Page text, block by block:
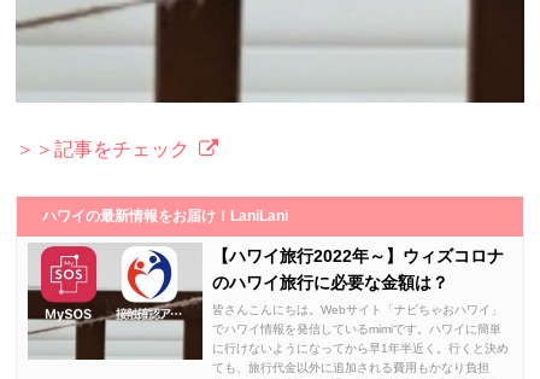
＞＞記事をチェック
ハワイの最新情報をお届け！LaniLani
【ハワイ旅行2022年～】ウィズコロナ
のハワイ旅行に必要な金額は？
皆さんこんにちは。Webサイト「ナビちゃおハワイ」
でハワイ情報を発信しているmimiです。ハワイに簡単
に行けないようになってから早1年半近く。行くと決め
ても、旅行代金以外に追加される費用もかなり負担